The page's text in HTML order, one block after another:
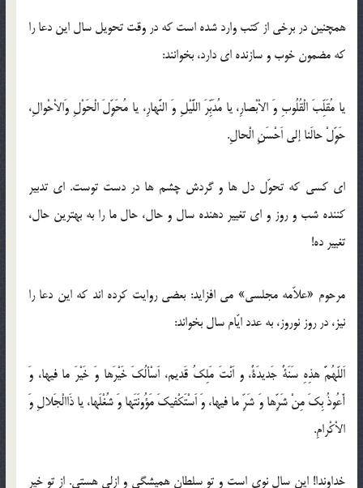
همچنین در برخی از کتب وارد شده است که در وقت تحویل سال این دعا را
که مضمون خوب و سازنده ای دارد، بخوانند:
یا مُقَلِّبَ الْقُلُوبِ وَ الاْبْصارِ، یا مُدَبِّرَ اللَّیْلِ وَ النَّهارِ، یا مُحَوِّلَ الْحَوْلِ وَالاْحْوالِ،
حَوِّلْ حالَنا إلی اَحْسَنِ الْحالِ.
ای کسی که تحوّل دل ها و گردش چشم ها در دست توست. ای تدبیر
کننده شب و روز و ای تغییر دهنده سال و حال، حال ما را به بهترین حال،
تغییر ده!
مرحوم «علاّمه مجلسی» می افزاید: بعضی روایت کرده اند که این دعا را
نیز، در روز نوروز، به عدد ایّام سال بخواند:
اَللّهُمَّ هذِهِ سَنَةٌ جَدیدَةٌ، و اَنْتَ مَلِکُ قَدیم، اَسْألُکَ خَیْرَها وَ خَیْرَ ما فیها، وَ
أَعُوذُ بِکَ مِنْ شَرِّها وَ شَرِّ ما فیها، وَ اَسْتَکْفیکَ مَؤُونَتَها وَ شُغْلَها، یا ذَاالْجَلالِ وَ
الاْکْرامِ.
خداوندا! این سال نوی است و تو سلطان همیشگی و ازلی هستی. از تو خیر